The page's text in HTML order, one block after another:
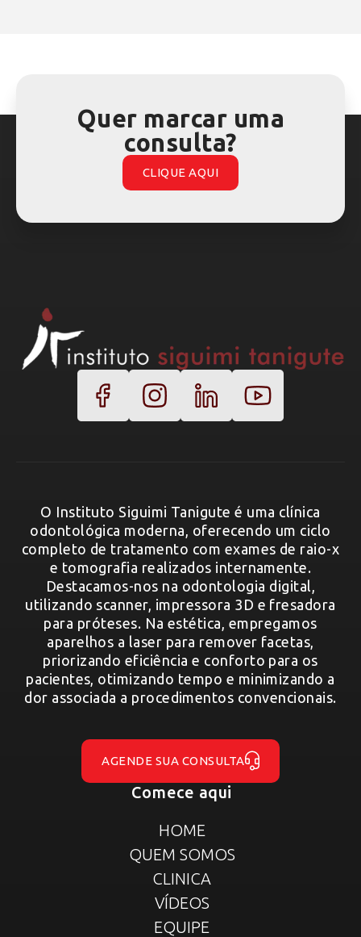
Quer marcar uma
consulta?
CLIQUE AQUI
O Instituto Siguimi Tanigute é uma clínica
odontológica moderna, oferecendo um ciclo
completo de tratamento com exames de raio-x
e tomografia realizados internamente.
Destacamos-nos na odontologia digital,
utilizando scanner, impressora 3D e fresadora
para próteses. Na estética, empregamos
aparelhos a laser para remover facetas,
priorizando eficiência e conforto para os
pacientes, otimizando tempo e minimizando a
dor associada a procedimentos convencionais.
AGENDE SUA CONSULTA
Comece aqui
HOME
QUEM SOMOS
CLINICA
VÍDEOS
EQUIPE